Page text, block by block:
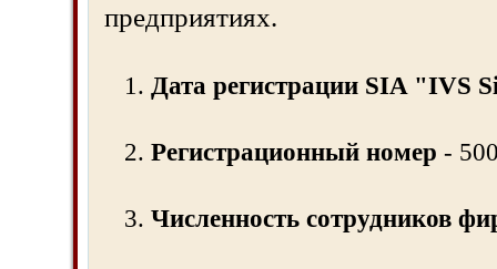
предприятиях.
1. Дата регистрации SIA "IVS
2. Регистрационный номер -
3. Численность сотрудников